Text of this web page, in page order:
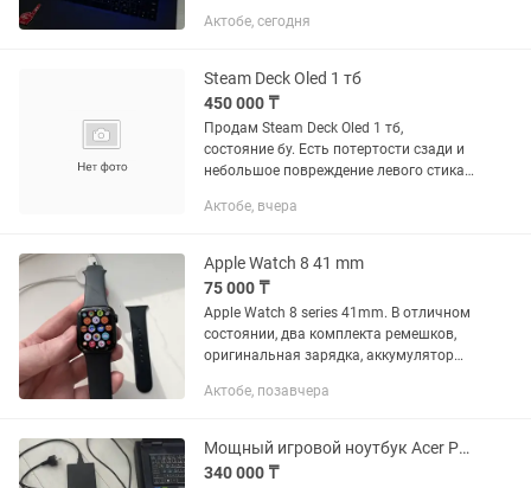
состоянииПродам свой стильный и
компактный ноутбук. Отличный
программирования и повседневных
задач....
Актобе, сегодня
Steam Deck Oled 1 тб
450 000 ₸
Продам Steam Deck Oled 1 тб,
состояние бу. Есть потертости сзади и
небольшое повреждение левого стика.
запасное, насадки на стики, чехлы,
Актобе, вчера
Apple Watch 8 41 mm
75 000 ₸
Apple Watch 8 series 41mm. В отличном
состоянии, два комплекта ремешков,
оригинальная зарядка, аккумулятор
Продажа в связи с ненадобностью.
Актобе, позавчера
Мощный игровой ноутбук Acer Predator Helios 300 (PH317-56) 17.3
340 000 ₸